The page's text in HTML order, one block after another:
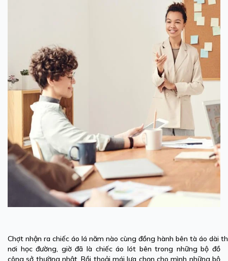
Chợt nhận ra chiếc áo lá năm nào cùng đồng hành bên tà áo dài
nơi học đường, giờ đã là chiếc áo lót bên trong những bộ đồ
công sở thường nhật. Rồi thoải mái lựa chọn cho mình những bộ